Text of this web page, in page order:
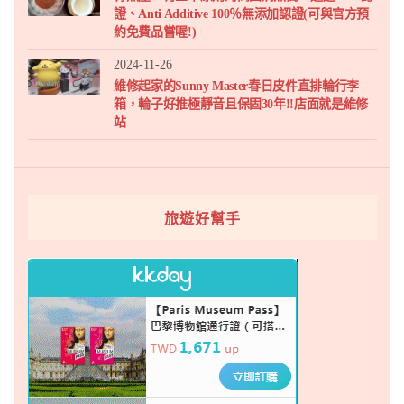
證、Anti Additive 100％無添加認證(可與官方預
約免費品嘗喔!)
2024-11-26
維修起家的Sunny Master春日皮件直排輪行李
箱，輪子好推極靜音且保固30年!!店面就是維修
站
旅遊好幫手